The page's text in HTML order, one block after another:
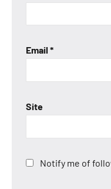
Email *
Site
Notify me of